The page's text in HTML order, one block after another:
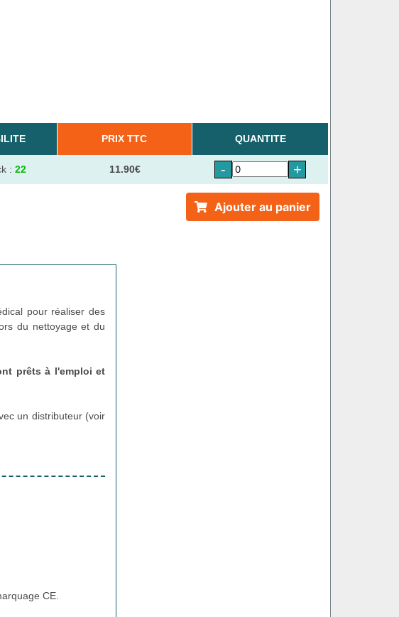
PRIX TTC QUANTITE
: 22 11.90€ - +
Ajouter au panier
pour réaliser des
du nettoyage et du
prêts à l'emploi et
un distributeur (voir
CE.